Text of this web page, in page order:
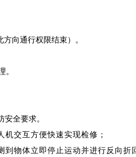
向通行权限结束）。
。
全要求。
交互方便快速实现检修；
到物体立即停止运动并进行反向折